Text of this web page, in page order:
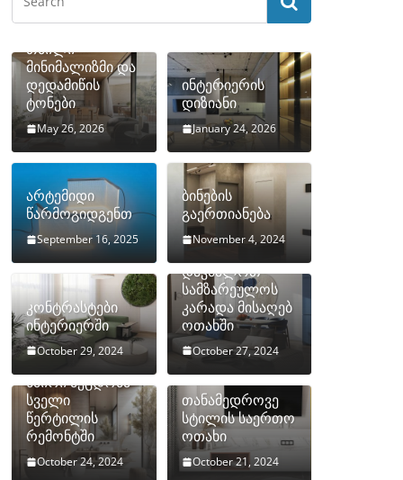
თბილი
მინიმალიზმი და
დედამიწის
ტონები
May 26, 2026
ინტერიერის
დიზიანი
January 24, 2026
არტემიდი
წარმოგიდგენთ
September 16, 2025
ბინების
გაერთიანება
November 4, 2024
კონტრასტები
ინტერიერში
October 29, 2024
როგორ
დავმალოთ
სამზარეულოს
კარადა მისაღებ
ოთახში
October 27, 2024
ხშირი შეცდომა
სველი
წერტილის
რემონტში
October 24, 2024
თანამედროვე
სტილის საერთო
ოთახი
October 21, 2024